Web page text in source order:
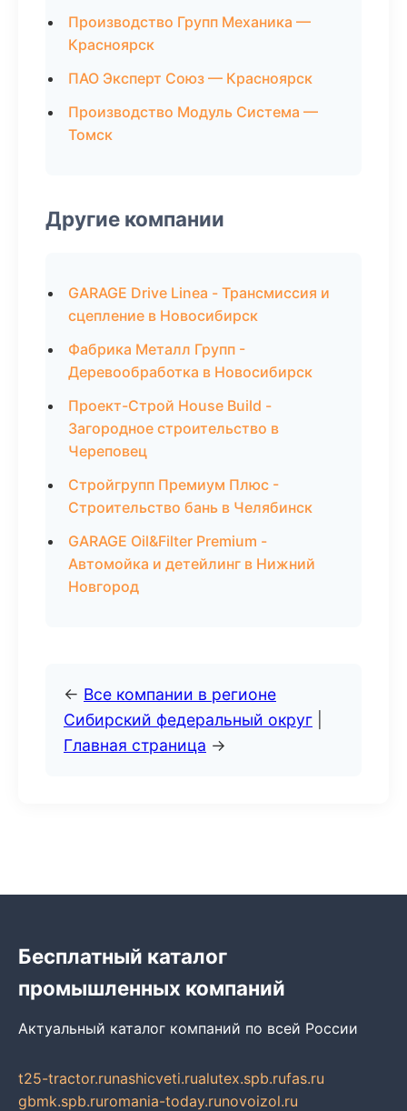
Производство Групп Механика —
Красноярск
ПАО Эксперт Союз — Красноярск
Производство Модуль Система —
Томск
Другие компании
GARAGE Drive Linea - Трансмиссия и
сцепление в Новосибирск
Фабрика Металл Групп -
Деревообработка в Новосибирск
Проект-Строй House Build -
Загородное строительство в
Череповец
Стройгрупп Премиум Плюс -
Строительство бань в Челябинск
GARAGE Oil&Filter Premium -
Автомойка и детейлинг в Нижний
Новгород
← Все компании в регионе
Сибирский федеральный округ
Главная страница →
Бесплатный каталог
промышленных компаний
Актуальный каталог компаний по всей России
t25-tractor.runashicveti.rualutex.spb.rufas.ru
gbmk.spb.ruromania-today.runovoizol.ru